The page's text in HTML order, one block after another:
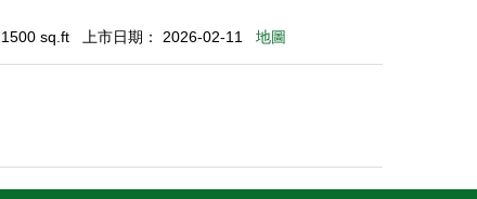
sq.ft 上市日期： 2026-02-11 地圖